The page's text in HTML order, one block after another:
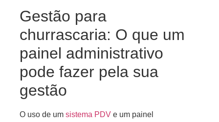
Gestão para
churrascaria: O que um
painel administrativo
pode fazer pela sua
gestão
O uso de um sistema PDV e um painel